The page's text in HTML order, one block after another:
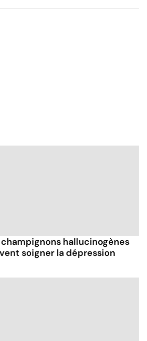
champignons hallucinogènes
soigner la dépression